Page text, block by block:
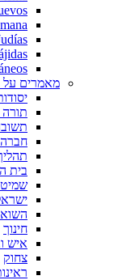
מאמרים על
בית
חינוך
איש
צחוק